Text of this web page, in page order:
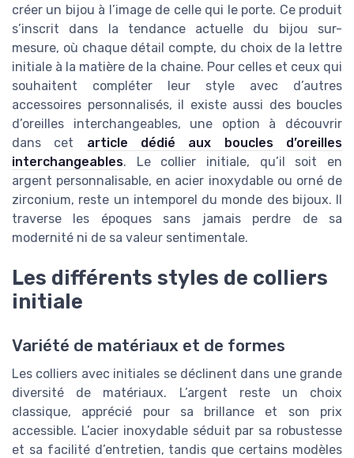
créer un bijou à l’image de celle qui le porte. Ce produit
s’inscrit dans la tendance actuelle du bijou sur-
mesure, où chaque détail compte, du choix de la lettre
initiale à la matière de la chaine. Pour celles et ceux qui
souhaitent compléter leur style avec d’autres
accessoires personnalisés, il existe aussi des boucles
d’oreilles interchangeables, une option à découvrir
dans cet article dédié aux boucles d’oreilles
interchangeables. Le collier initiale, qu’il soit en
argent personnalisable, en acier inoxydable ou orné de
zirconium, reste un intemporel du monde des bijoux. Il
traverse les époques sans jamais perdre de sa
modernité ni de sa valeur sentimentale.
Les différents styles de colliers
initiale
Variété de matériaux et de formes
Les colliers avec initiales se déclinent dans une grande
diversité de matériaux. L’argent reste un choix
classique, apprécié pour sa brillance et son prix
accessible. L’acier inoxydable séduit par sa robustesse
et sa facilité d’entretien, tandis que certains modèles